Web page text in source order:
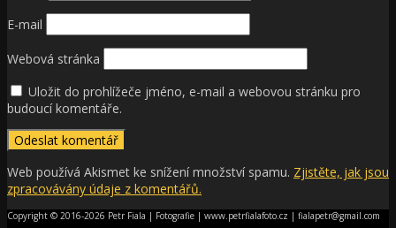
E-mail
Webová stránka
Uložit do prohlížeče jméno, e-mail a webovou stránku pro
budoucí komentáře.
Web používá Akismet ke snížení množství spamu. Zjistěte, jak jsou
zpracovávány údaje z komentářů.
Copyright © 2016-2026 Petr Fiala | Fotografie | www.petrfialafoto.cz | fialapetr@gmail.com